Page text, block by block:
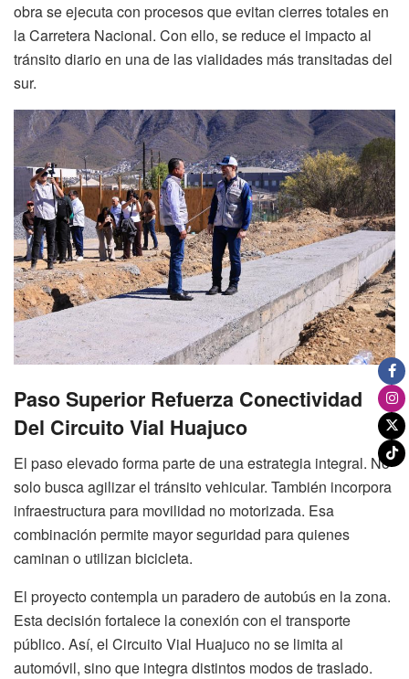
obra se ejecuta con procesos que evitan cierres totales en
la Carretera Nacional. Con ello, se reduce el impacto al
tránsito diario en una de las vialidades más transitadas del
sur.
Paso Superior Refuerza Conectividad
Del Circuito Vial Huajuco
El paso elevado forma parte de una estrategia integral. No
solo busca agilizar el tránsito vehicular. También incorpora
infraestructura para movilidad no motorizada. Esa
combinación permite mayor seguridad para quienes
caminan o utilizan bicicleta.
El proyecto contempla un paradero de autobús en la zona.
Esta decisión fortalece la conexión con el transporte
público. Así, el Circuito Vial Huajuco no se limita al
automóvil, sino que integra distintos modos de traslado.